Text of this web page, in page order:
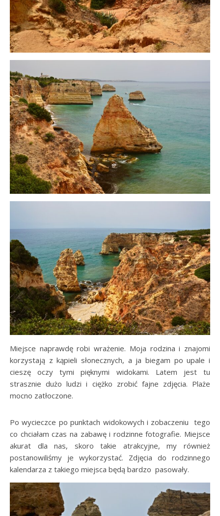
Miejsce naprawdę robi wrażenie. Moja rodzina i znajomi
korzystają z kąpieli słonecznych, a ja biegam po upale i
cieszę oczy tymi pięknymi widokami. Latem jest tu
strasznie dużo ludzi i ciężko zrobić fajne zdjęcia. Plaże
mocno zatłoczone.
Po wycieczce po punktach widokowych i zobaczeniu tego
co chciałam czas na zabawę i rodzinne fotografie. Miejsce
akurat dla nas, skoro takie atrakcyjne, my również
postanowiliśmy je wykorzystać. Zdjęcia do rodzinnego
kalendarza z takiego miejsca będą bardzo pasowały.